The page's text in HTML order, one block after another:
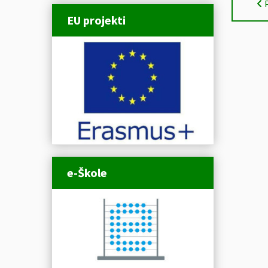
EU projekti
e-Škole